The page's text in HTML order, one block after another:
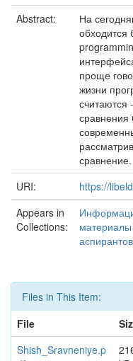
Abstract:
На
обходится
проще
жизни
считаются
сравнения
сравнение.
URI:
https://
Appears in
Collections:
Files in This Item:
File
Shish_Sravneniye.p